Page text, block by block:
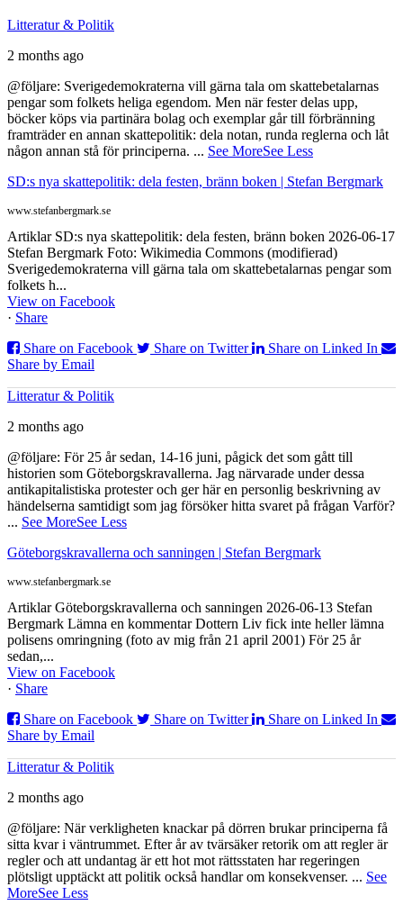
Litteratur & Politik
2 months ago
@följare: Sverigedemokraterna vill gärna tala om skattebetalarnas
pengar som folkets heliga egendom. Men när fester delas upp,
böcker köps via partinära bolag och exemplar går till förbränning
framträder en annan skattepolitik: dela notan, runda reglerna och låt
någon annan stå för principerna. ... See MoreSee Less
SD:s nya skattepolitik: dela festen, bränn boken | Stefan Bergmark
www.stefanbergmark.se
Artiklar SD:s nya skattepolitik: dela festen, bränn boken 2026-06-17
Stefan Bergmark Foto: Wikimedia Commons (modifierad)
Sverigedemokraterna vill gärna tala om skattebetalarnas pengar som
folkets h...
View on Facebook
· Share
Share on Facebook
Share on Twitter
Share on Linked In
Share by Email
Litteratur & Politik
2 months ago
@följare: För 25 år sedan, 14-16 juni, pågick det som gått till
historien som Göteborgskravallerna. Jag närvarade under dessa
antikapitalistiska protester och ger här en personlig beskrivning av
händelserna samtidigt som jag försöker hitta svaret på frågan Varför?
... See MoreSee Less
Göteborgskravallerna och sanningen | Stefan Bergmark
www.stefanbergmark.se
Artiklar Göteborgskravallerna och sanningen 2026-06-13 Stefan
Bergmark Lämna en kommentar Dottern Liv fick inte heller lämna
polisens omringning (foto av mig från 21 april 2001) För 25 år
sedan,...
View on Facebook
· Share
Share on Facebook
Share on Twitter
Share on Linked In
Share by Email
Litteratur & Politik
2 months ago
@följare: När verkligheten knackar på dörren brukar principerna få
sitta kvar i väntrummet. Efter år av tvärsäker retorik om att regler är
regler och att undantag är ett hot mot rättsstaten har regeringen
plötsligt upptäckt att politik också handlar om konsekvenser. ... See
MoreSee Less